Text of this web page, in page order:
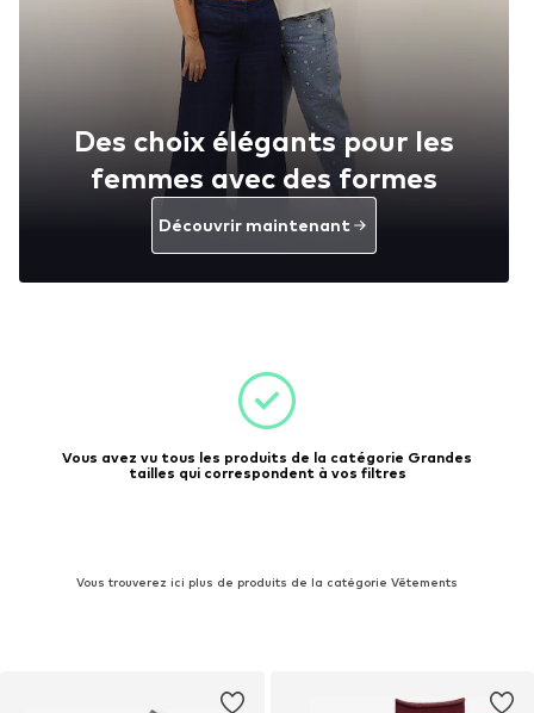
Des choix élégants pour les
femmes avec des formes
Découvrir maintenant
Vous avez vu tous les produits de la catégorie Grandes
tailles qui correspondent à vos filtres
Vous trouverez ici plus de produits de la catégorie Vêtements